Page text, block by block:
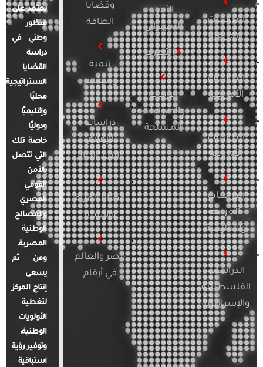
الدراسات
الأفريقية
الدراسات
الأمريكية
الدراسات
الأوروبية
الدراسات
العربية
والإقليمية
الدراسات
الفلسطينية
والإسرائيلية
الأمن
السيبراني
التطرف
الإرهاب
والصراعات
المسلحة
وقضايا
الطاقة
تنمية
ومجتمع
دراسات
الإعلام
والرأي العام
قضايا المرأة
والأسرة
مصر والعالم
في أرقام
يعتمد على
منظور
وطني في
دراسة
القضايا
الاستراتيجية
محليًا
وإقليميًا
ودوليًا
خاصة تلك
التي تتصل
بالأمن
القومي
المصري
والمصالح
الوطنية
المصرية.
ومن ثم
يسعى
إنتاج المركز
لتغطية
الأولويات
الوطنية،
وتوفير رؤية
استباقية